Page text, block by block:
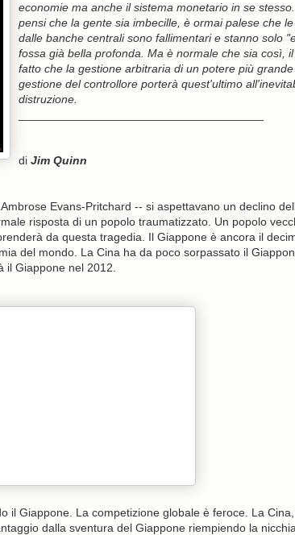
economie ma anche il sistema monetario in se
pensi che la gente sia imbecille, è ormai palese che
dalle banche centrali sono fallimentari e stanno solo
fossa già bella profonda. Ma è normale che sia così,
fatto che la gestione arbitraria di un potere più
gestione del controllore porterà quest'ultimo
distruzione.
di Jim Quinn
Evans-Pritchard -- si aspettavano un declino
risposta di un popolo traumatizzato. Un popolo
da questa tragedia. Il Giappone è ancora il
del mondo. La Cina ha da poco sorpassato il
Giappone nel 2012.
il Giappone. La competizione globale è feroce. La
dalla sventura del Giappone riempiendo la